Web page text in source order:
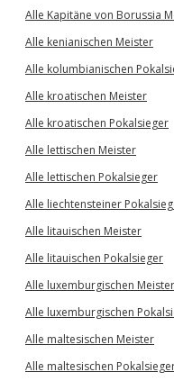
Alle Kapitäne von Borussia
Alle kenianischen Meister
Alle kolumbianischen
Alle kroatischen Meister
Alle kroatischen Pokalsieger
Alle lettischen Meister
Alle lettischen Pokalsieger
Alle liechtensteiner
Alle litauischen Meister
Alle litauischen Pokalsieger
Alle luxemburgischen Meister
Alle luxemburgischen
Alle maltesischen Meister
Alle maltesischen